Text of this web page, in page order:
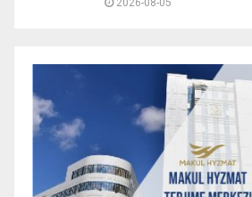
2026-08-05